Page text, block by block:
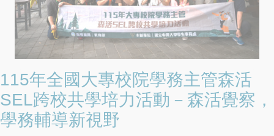
資整合、海巡查緝攔截、關務嚴查走私及境內偵防緝毒，除
強化查緝量能外，更應全面落實識毒及拒毒預防教育，完善
校園反毒防護網，提升學生辨識新興毒品危害的能力，維護
校園安全與學生健康。 季政委重申，政府打擊黑幫、反制
毒品的立場堅定，新興毒品防制是一項長期且持續性的工
作，無法僅由教育體系獨力完成。行政院將協調內政部警政
署、法務部及衛生福利部等相關機關，全力支援教育部建置
唾液快篩機制、強化情資整合與毒品溯源查緝，並完善後續
115年全國大專校院學務主管森活
SEL跨校共學培力活動－森活覺察，
學務輔導新視野